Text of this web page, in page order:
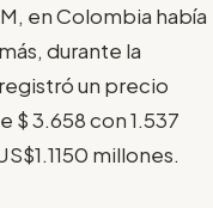
en Colombia había
durante la
registró un precio
$ 3.658 con 1.537
millones.